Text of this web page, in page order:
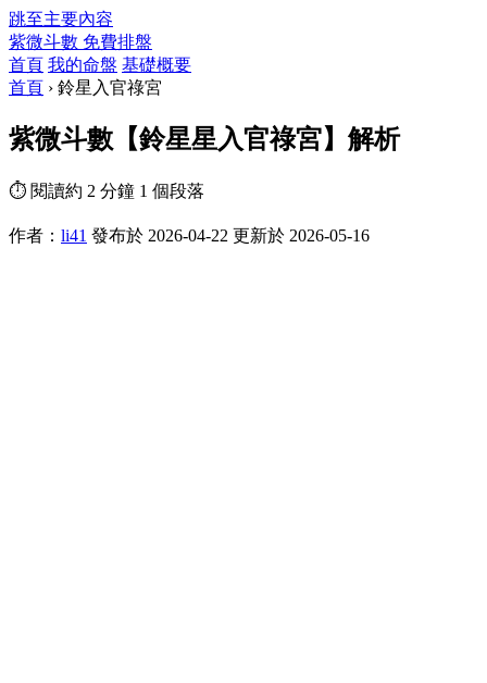
跳至主要內容
紫微斗數 免費排盤
首頁 我的命盤 基礎概要
首頁 › 鈴星入官祿宮
紫微斗數【鈴星星入官祿宮】解析
⏱ 閱讀約 2 分鐘 1 個段落
作者： li41 發布於 2026-04-22 更新於 2026-05-16